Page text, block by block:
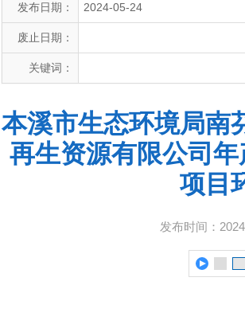
发布日期： 2024-05-24
废止日期：
关键词：
本溪市生态环境局南
再生资源有限公司
项目
发布时间：